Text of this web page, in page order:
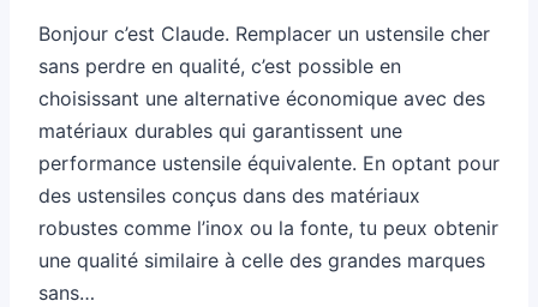
Bonjour c’est Claude. Remplacer un ustensile cher
sans perdre en qualité, c’est possible en
choisissant une alternative économique avec des
matériaux durables qui garantissent une
performance ustensile équivalente. En optant pour
des ustensiles conçus dans des matériaux
robustes comme l’inox ou la fonte, tu peux obtenir
une qualité similaire à celle des grandes marques
sans…